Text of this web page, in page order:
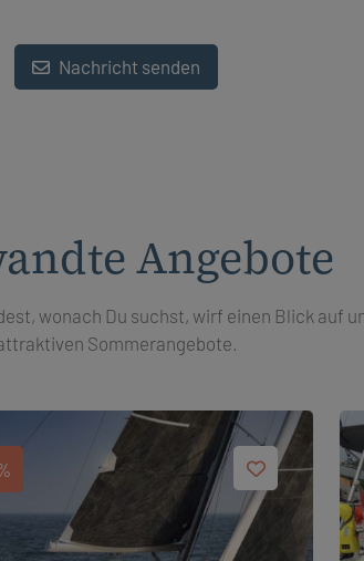
Nachricht senden
Angebote
wonach Du suchst, wirf einen Blick auf
Sommerangebote.